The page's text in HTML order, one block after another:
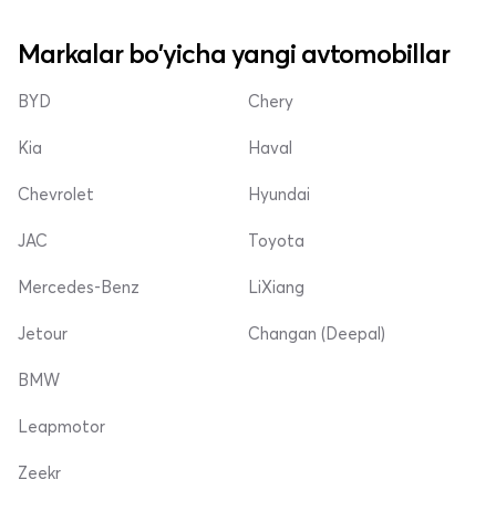
Markalar bo'yicha yangi avtomobillar
BYD
Kia
Chevrolet
Chery
Haval
Hyundai
JAC
Mercedes-Benz
Jetour
Toyota
LiXiang
Changan (Deepal)
BMW
Leapmotor
Zeekr